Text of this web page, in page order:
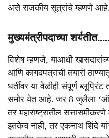
असे राजकीय सूत्रांचे म्हणणे आहे.
मुख्यमंत्रीपदाच्या शर्यतीत.....
विशेष म्हणजे, याआधी
आणि कागदपत्रांची तयारी
धर्तीवर या वेळीही संपूर्ण
समोर येत आहे. जर 8 जुलैला
तर महाराष्ट्रातील
इतकेच नाही, तर एकनाथ शिंदे